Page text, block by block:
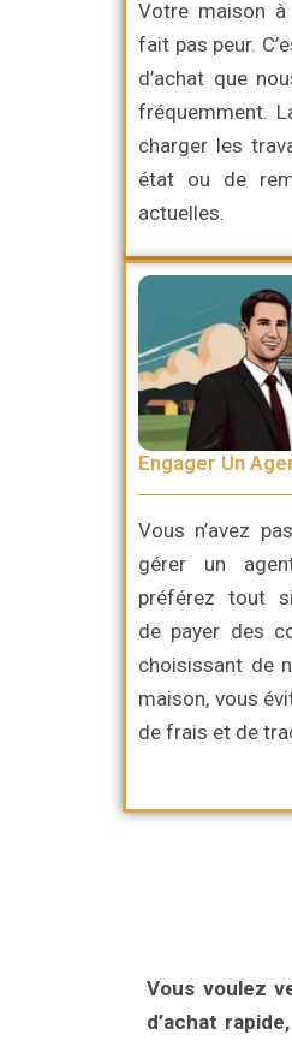
Votre maison à
fait pas peur.
d’achat que
fréquemment.
charger les
état ou de
actuelles.
Engager Un
Vous n’avez
gérer un
préférez tout
de payer des
choisissant de
maison, vous
de frais et de
Vous voulez
d’achat rapide,